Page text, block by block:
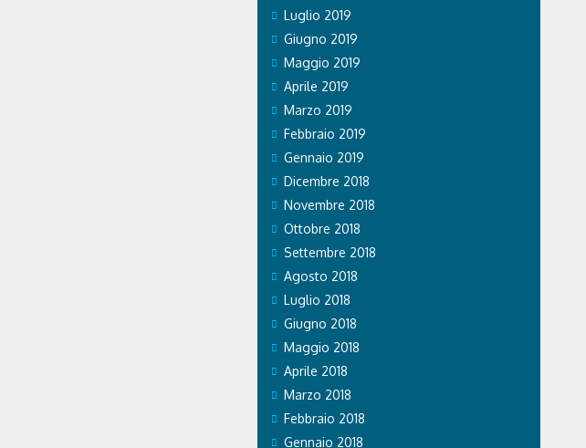
Luglio 2019
Giugno 2019
Maggio 2019
Aprile 2019
Marzo 2019
Febbraio 2019
Gennaio 2019
Dicembre 2018
Novembre 2018
Ottobre 2018
Settembre 2018
Agosto 2018
Luglio 2018
Giugno 2018
Maggio 2018
Aprile 2018
Marzo 2018
Febbraio 2018
Gennaio 2018